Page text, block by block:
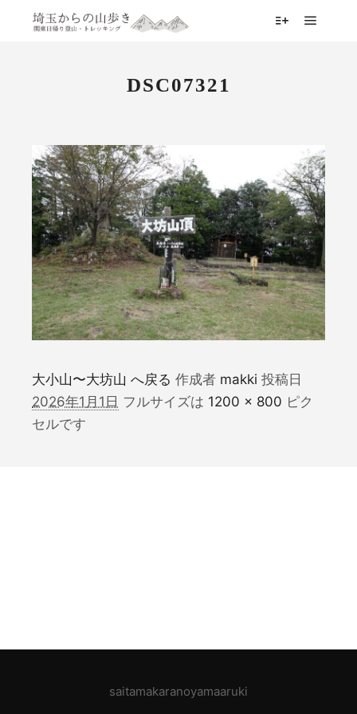
DSC07321
大小山〜大坊山 へ戻る 作成者 makki 投稿日
2026年1月1日 フルサイズは 1200 × 800 ピク
セルです
saitamakaranoyamaaruki